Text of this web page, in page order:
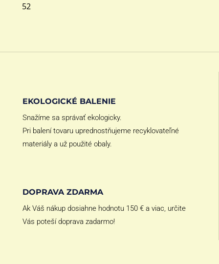
52
EKOLOGICKÉ BALENIE
Snažíme sa správať ekologicky.
Pri balení tovaru uprednostňujeme recyklovateľné
materiály a už použité obaly.
DOPRAVA ZDARMA
Ak Váš nákup dosiahne hodnotu 150 € a viac, určite
Vás poteší doprava zadarmo!